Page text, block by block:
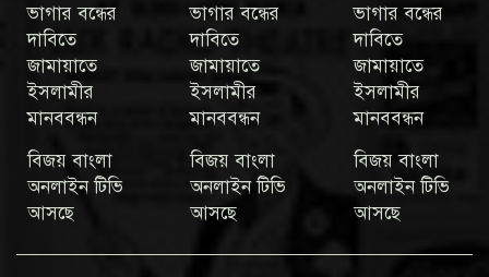
ভাগার বন্ধের
দাবিতে
জামায়াতে
ইসলামীর
মানববন্ধন
বিজয় বাংলা
অনলাইন টিভি
আসছে
ভাগার বন্ধের
দাবিতে
জামায়াতে
ইসলামীর
মানববন্ধন
বিজয় বাংলা
অনলাইন টিভি
আসছে
ভাগার বন্ধের
দাবিতে
জামায়াতে
ইসলামীর
মানববন্ধন
বিজয় বাংলা
অনলাইন টিভি
আসছে